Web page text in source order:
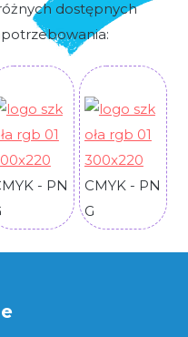
dostępnych
- PN
CMYK - PN
G